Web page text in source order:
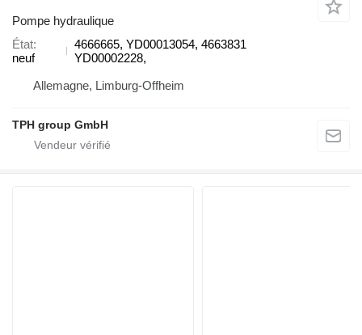
Pompe hydraulique
État
neuf
4666665, YD00013054, 4663831
YD00002228,
Allemagne, Limburg-Offheim
TPH group GmbH